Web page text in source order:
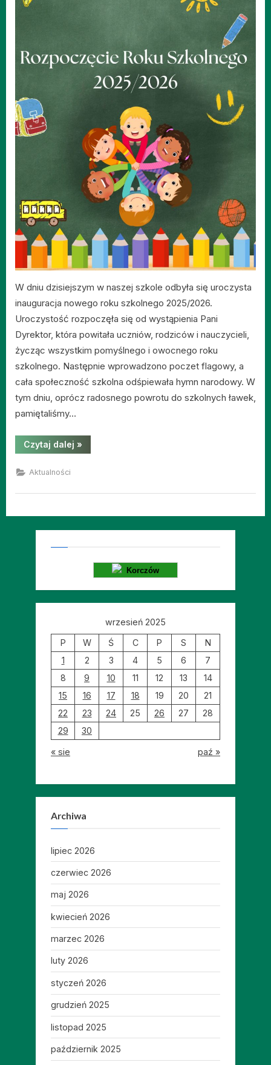
W dniu dzisiejszym w naszej szkole odbyła się uroczysta
inauguracja nowego roku szkolnego 2025/2026.
Uroczystość rozpoczęła się od wystąpienia Pani
Dyrektor, która powitała uczniów, rodziców i nauczycieli,
życząc wszystkim pomyślnego i owocnego roku
szkolnego. Następnie wprowadzono poczet flagowy, a
cała społeczność szkolna odśpiewała hymn narodowy. W
tym dniu, oprócz radosnego powrotu do szkolnych ławek,
pamiętaliśmy…
Czytaj dalej “Uroczyste
rozpoczęcie
»
Aktualności
Korczów
wrzesień 2025
P W Ś C P S
N
1
2 3 4 5 6
7
8
9 10 11 12 13
14
15
16 17 18 19 20
21
22
23 24 25 26 27
28
29
30
« sie paź »
Archiwa
lipiec 2026
czerwiec 2026
maj 2026
kwiecień 2026
marzec 2026
luty 2026
styczeń 2026
grudzień 2025
listopad 2025
październik 2025